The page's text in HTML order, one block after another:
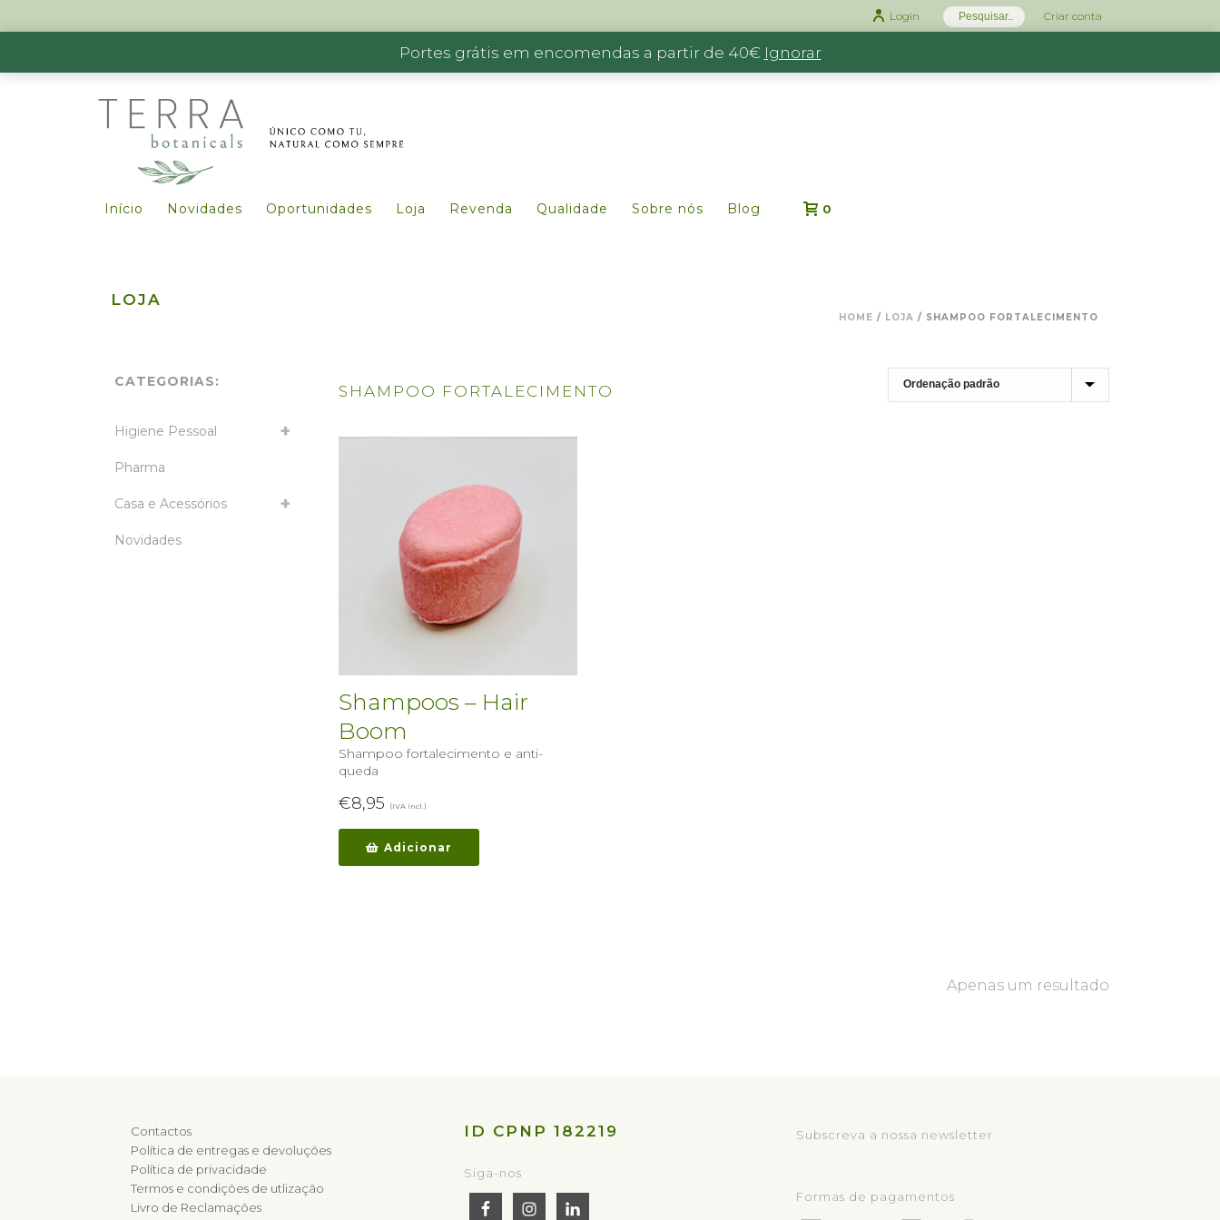
Portes grátis em encomendas a partir de 40€ Ignorar
Criar conta
Login
Início Novidades Oportunidades Loja Revenda Qualidade Sobre nós Blog 0
LOJA
HOME / LOJA / SHAMPOO FORTALECIMENTO
SHAMPOO FORTALECIMENTO
Shampoos – Hair
Boom
Shampoo fortalecimento e anti-
queda
€8,95 (IVA incl.)
Adicionar
Apenas um resultado
CATEGORIAS:
Higiene Pessoal
Pharma
Casa e Acessórios
Novidades
Contactos
Política de entregas e devoluções
Política de privacidade
Termos e condições de utlização
Livro de Reclamações
ID CPNP 182219
Siga-nos
Subscreva a nossa newsletter
Formas de pagamentos